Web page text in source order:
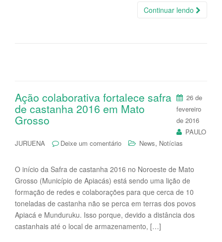
Continuar lendo
Ação colaborativa fortalece safra
de castanha 2016 em Mato
Grosso
26 de
fevereiro
de 2016
PAULO
JURUENA
Deixe um comentário News, Notícias
O início da Safra de castanha 2016 no Noroeste de Mato
Grosso (Município de Apiacás) está sendo uma lição de
formação de redes e colaborações para que cerca de 10
toneladas de castanha não se perca em terras dos povos
Apiacá e Munduruku. Isso porque, devido a distância dos
castanhais até o local de armazenamento, […]